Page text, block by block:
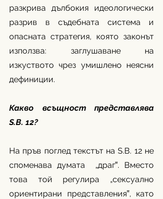
разкрива дълбокия идеологически
разрив в съдебната система и
опасната стратегия, която законът
използва: заглушаване на
изкуството чрез умишлено неясни
дефиниции.
Какво всъщност представлява
S.B. 12?
На пръв поглед текстът на S.B. 12 не
споменава думата  „драг‟. Вместо
това той регулира „сексуално
ориентирани представления‟, като